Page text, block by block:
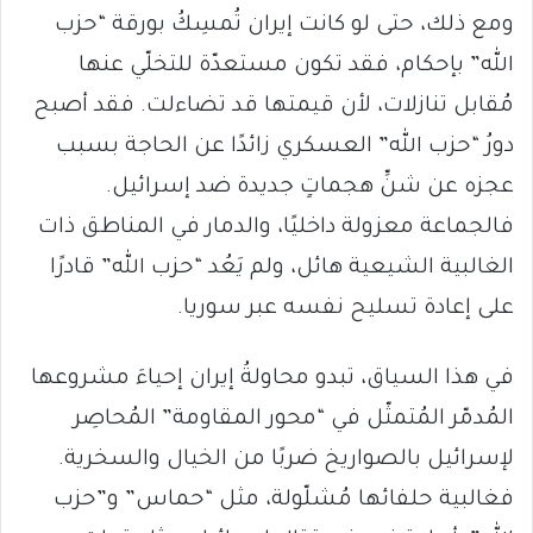
ومع ذلك، حتى لو كانت إيران تُمسِكُ بورقة “حزب
الله” بإحكام، فقد تكون مستعدّة للتخلّي عنها
مُقابل تنازلات، لأن قيمتها قد تضاءلت. فقد أصبح
دورُ “حزب الله” العسكري زائدًا عن الحاجة بسبب
عجزه عن شنِّ هجماتٍ جديدة ضد إسرائيل.
فالجماعة معزولة داخليًا، والدمار في المناطق ذات
الغالبية الشيعية هائل، ولم يَعُد “حزب الله” قادرًا
على إعادة تسليح نفسه عبر سوريا.
في هذا السياق، تبدو محاولةُ إيران إحياءَ مشروعها
المُدمّر المُتمثّل في “محور المقاومة” المُحاصِر
لإسرائيل بالصواريخ ضربًا من الخيال والسخرية.
فغالبية حلفائها مُشلّولة، مثل “حماس” و”حزب